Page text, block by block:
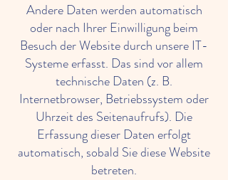
Andere Daten werden automatisch
oder nach Ihrer Einwilligung beim
Besuch der Website durch unsere IT-
Systeme erfasst. Das sind vor allem
technische Daten (z. B.
Internetbrowser, Betriebssystem oder
Uhrzeit des Seitenaufrufs). Die
Erfassung dieser Daten erfolgt
automatisch, sobald Sie diese Website
betreten.